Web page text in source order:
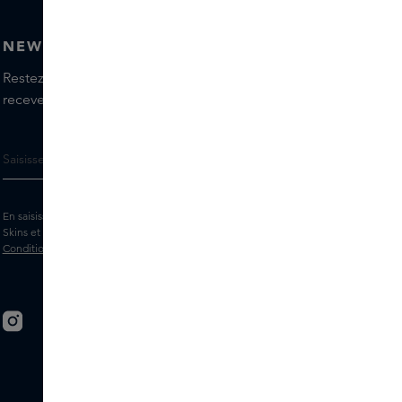
NEWSLETTER
Restez informé(e) des dernières marques et produits,
recevez les conseils de nos Skins Experts.
En saisissant votre adresse e-mail, vous acceptez de recevoir la newsletter
Skins et des messages marketing personnalisés par e-mail. Consultez les
Conditions générales